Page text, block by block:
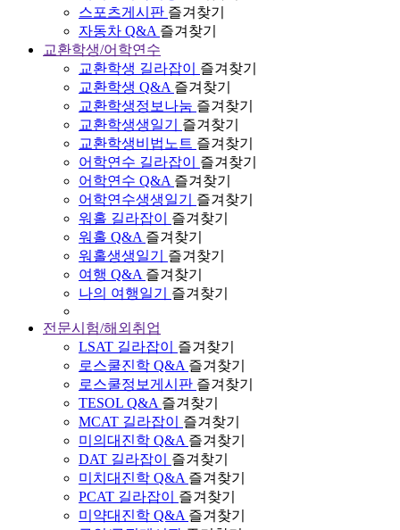
스포츠게시판 즐겨찾기
자동차 Q&A 즐겨찾기
교환학생/어학연수
교환학생 길라잡이
즐겨찾기
교환학생 Q&A 즐겨찾기
교환학생정보나눔 즐겨찾기
교환학생생일기
즐겨찾기
교환학생비법노트 즐겨찾기
어학연수 길라잡이
즐겨찾기
어학연수 Q&A 즐겨찾기
어학연수생생일기
즐겨찾기
워홀 길라잡이
즐겨찾기
워홀 Q&A 즐겨찾기
워홀생생일기
즐겨찾기
여행 Q&A 즐겨찾기
나의 여행일기
즐겨찾기
전문시험/해외취업
LSAT 길라잡이
즐겨찾기
로스쿨진학 Q&A 즐겨찾기
로스쿨정보게시판 즐겨찾기
TESOL Q&A 즐겨찾기
MCAT 길라잡이
즐겨찾기
미의대진학 Q&A 즐겨찾기
DAT 길라잡이
즐겨찾기
미치대진학 Q&A 즐겨찾기
PCAT 길라잡이
즐겨찾기
미약대진학 Q&A 즐겨찾기